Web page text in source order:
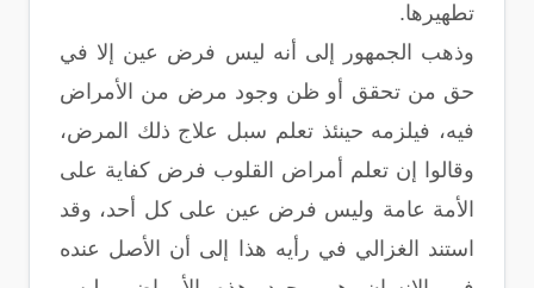
تطهيرها.
وذهب الجمهور إلى أنه ليس فرض عين إلا في
حق من تحقق أو ظن وجود مرض من الأمراض
فيه، فيلزمه حينئذ تعلم سبل علاج ذلك المرض،
وقالوا إن تعلم أمراض القلوب فرض كفاية على
الأمة عامة وليس فرض عين على كل أحد، وقد
استند الغزالي في رأيه هذا إلى أن الأصل عنده